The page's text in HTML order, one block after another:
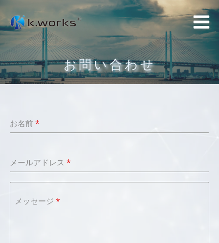
コ
ン
テ
ン
ツ
へ
お問い合わせ
お名前 *
メールアドレス *
メッセージ *